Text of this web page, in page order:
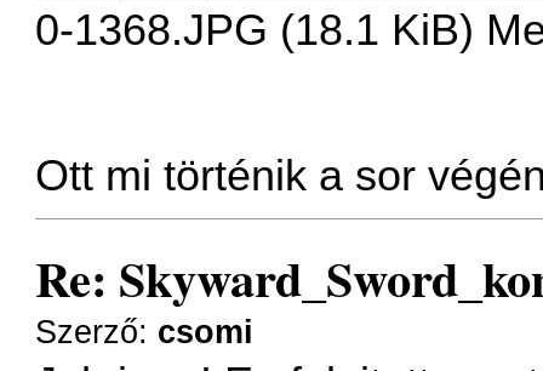
0-1368.JPG (18.1 KiB)
Ott mi történik a sor
Re:
Szerző: csomi